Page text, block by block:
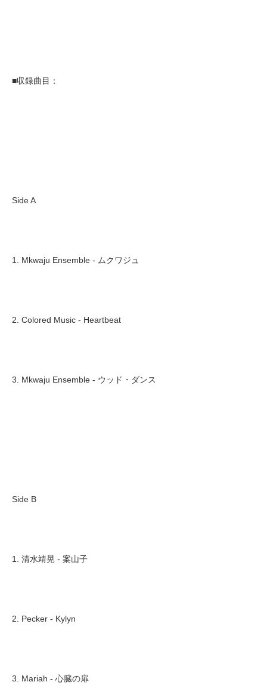
■収録曲目：
Side A
1. Mkwaju Ensemble - ムクワジュ
2. Colored Music - Heartbeat
3. Mkwaju Ensemble - ウッド・ダンス
Side B
1. 清水靖晃 - 案山子
2. Pecker - Kylyn
3. Mariah - 心臓の扉